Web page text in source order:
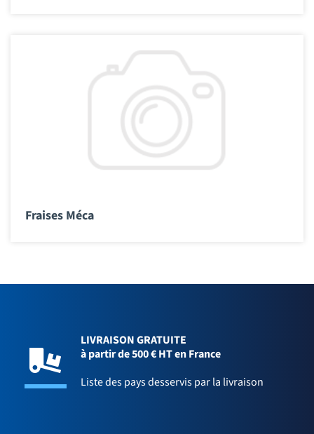
Fraises Méca
LIVRAISON GRATUITE
à partir de 500 € HT en France
Liste des pays desservis par la livraison